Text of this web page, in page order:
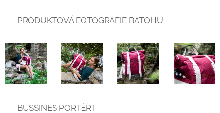
💙 PRODUKTOVÁ FOTOGRAFIE BATOHU
💙 BUSSINES PORTÉRT